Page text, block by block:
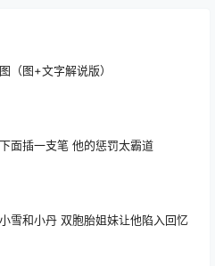
（图+文字解说版）
面插一支笔 他的惩罚太霸道
雪和小丹 双胞胎姐妹让他陷入回忆